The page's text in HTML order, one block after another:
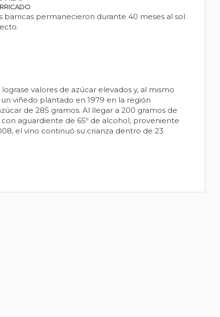
barricas permanecieron durante 40 meses al sol
valores de azúcar elevados y, al mismo
viñedo plantado en 1979 en la región
de 285 gramos. Al llegar a 200 gramos de
aguardiente de 65º de alcohol, proveniente
el vino continuó su crianza dentro de 23